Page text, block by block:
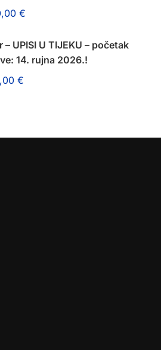
€
– UPISI U TIJEKU – početak
14. rujna 2026.!
€